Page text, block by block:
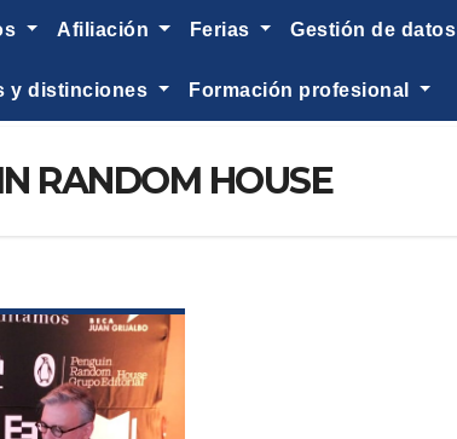
afiliación ferias gestión de datos
y distinciones formación profesional
RANDOM HOUSE